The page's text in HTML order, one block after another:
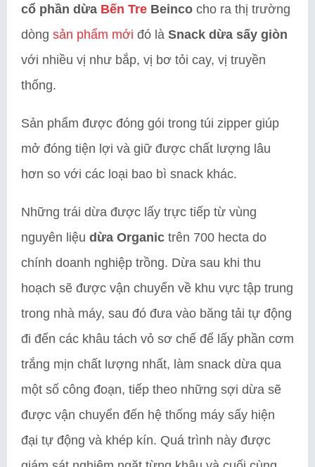
cổ phần dừa Bến Tre Beinco cho ra thị trường
dòng sản phẩm mới đó là Snack dừa sấy giòn
với nhiều vị như bắp, vị bơ tỏi cay, vị truyền
thống.
Sản phẩm được đóng gói trong túi zipper giúp
mở đóng tiện lợi và giữ được chất lượng lâu
hơn so với các loại bao bì snack khác.
Những trái dừa được lấy trực tiếp từ vùng
nguyên liệu dừa Organic trên 700 hecta do
chính doanh nghiệp trồng. Dừa sau khi thu
hoạch sẽ được vận chuyển về khu vực tập trung
trong nhà máy, sau đó đưa vào băng tải tự động
đi đến các khâu tách vỏ sơ chế để lấy phần cơm
trắng mịn chất lượng nhất, làm snack dừa qua
một số công đoạn, tiếp theo những sợi dừa sẽ
được vận chuyển đến hệ thống máy sấy hiện
đại tự động và khép kín. Quá trình này được